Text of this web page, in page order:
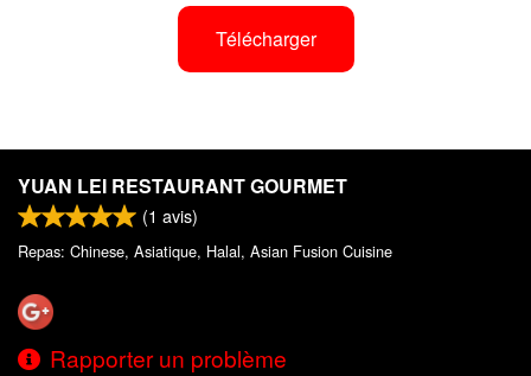
Télécharger
YUAN LEI RESTAURANT GOURMET
(1 avis)
Repas: Chinese, Asiatique, Halal, Asian Fusion Cuisine
Rapporter un problème